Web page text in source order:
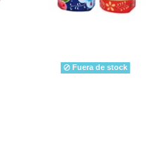
Fuera de stock